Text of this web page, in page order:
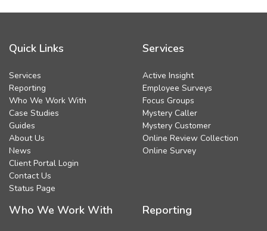
Quick Links
Services
Reporting
Who We Work With
Case Studies
Guides
About Us
News
Client Portal Login
Contact Us
Status Page
Services
Active Insight
Employee Surveys
Focus Groups
Mystery Caller
Mystery Customer
Online Review Collection
Online Survey
Who We Work With Reporting